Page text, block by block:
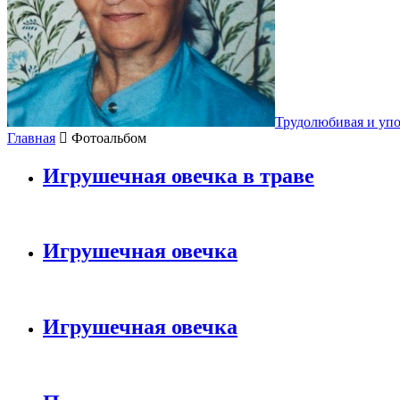
Трудолюбивая и
Главная
Фотоальбом
Игрушечная овечка в траве
Игрушечная овечка
Игрушечная овечка